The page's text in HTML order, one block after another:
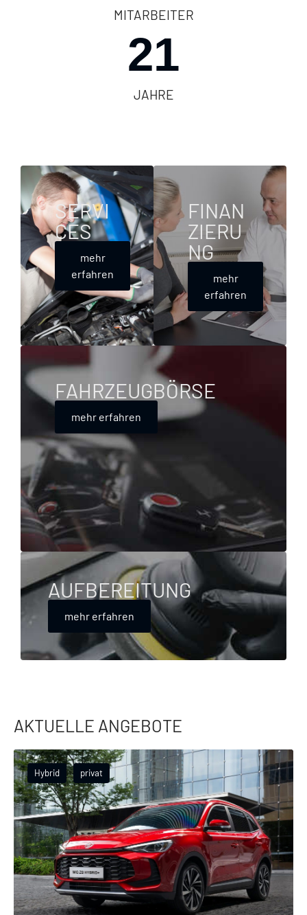
MITARBEITER
JAHRE
21
SERVI
CES
mehr
erfahren
FINAN
ZIERU
NG
mehr
erfahren
FAHRZEUGBÖRSE
mehr erfahren
AUFBEREITUNG
mehr erfahren
AKTUELLE ANGEBOTE
Hybrid privat